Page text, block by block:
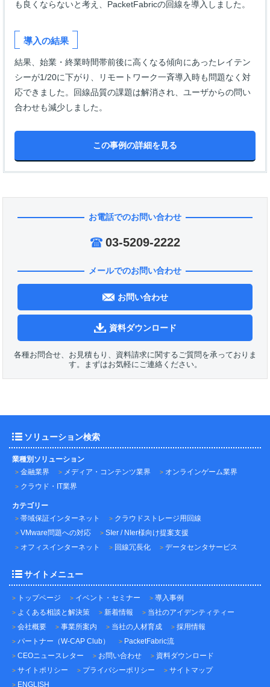
も良くならないと考え、PacketFabricの回線を導入しました。
導入の結果
結果、始業・終業時間帯前後に高くなる傾向にあったレイテン
シーが1/20に下がり、リモートワーク一斉導入時も問題なく対
応できました。回線品質の課題は解消され、ユーザからの問い
合わせも減少しました。
この事例の詳細を見る
お電話でのお問い合わせ
03-5209-2222
メールでのお問い合わせ
お問い合わせ
資料ダウンロード
各種お問合せ、お見積もり、資料請求に関するご質問を承っておりま
す。まずはお気軽にご連絡ください。
ソリューション検索
業種別ソリューション
金融業界
メディア・コンテンツ業界
オンラインゲーム業界
クラウド・IT業界
カテゴリー
帯域保証インターネット
クラウドストレージ用回線
VMware問題への対応
SIer / NIer様向け提案支援
オフィスインターネット
回線冗長化 データセンタサービス
サイトメニュー
トップページ イベント・セミナー
導入事例
よくある相談と解決策
新着情報
当社のアイデンティティー
会社概要
事業所案内 当社の人材育成
採用情報
パートナー（W-CAP Club）
PacketFabric流
CEOニュースレター
お問い合わせ
資料ダウンロード
サイトポリシー
プライバシーポリシー
サイトマップ
ENGLISH